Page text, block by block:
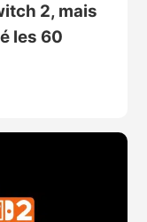
2, mais
les 60